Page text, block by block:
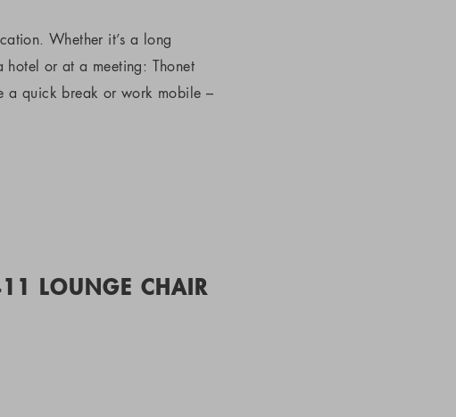
Whether it’s a long
or at a meeting: Thonet
a quick break or work mobile –
LOUNGE CHAIR